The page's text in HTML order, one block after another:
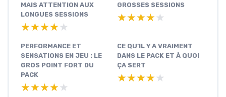
MAIS ATTENTION AUX
LONGUES SESSIONS
★★★★★
★★★★★
GROSSES SESSIONS
★★★★★
★★★★★
PERFORMANCE ET
SENSATIONS EN JEU : LE
GROS POINT FORT DU
PACK
★★★★★
★★★★★
CE QU’IL Y A VRAIMENT
DANS LE PACK ET À QUOI
ÇA SERT
★★★★★
★★★★★